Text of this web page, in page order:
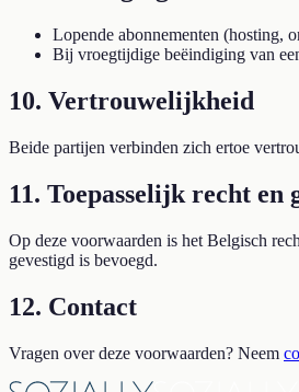
Lopende abonnementen (hosting,
Bij vroegtijdige beëindiging van
10. Vertrouwelijkheid
Beide partijen verbinden zich ertoe
11. Toepasselijk recht en
Op deze voorwaarden is het Belgisch
gevestigd is bevoegd.
12. Contact
Vragen over deze voorwaarden? Neem